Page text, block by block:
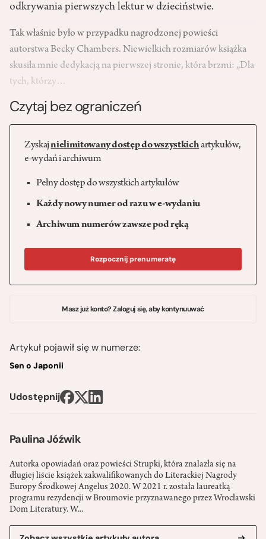
Paulina Jóźwik
Autorka opowiadań oraz powieści Strupki, która znalazła się na
długiej liście książek zakwalifikowanych do Literackiej Nagrody
Europy Środkowej Angelus 2020. W 2021 r. została laureatką
programu rezydencji w Broumovie przyznawanego przez Wrocławski
Dom Literatury. W...
odkrywania pierwszych lektur w dzieciństwie.
Tak właśnie było w przypadku nagrodzonej powieści
autorstwa Becky Chambers. Niewielkich rozmiarów książka
skusiła mnie dedykacją na pierwszej stronie, która brzmi: „Dla
tych, którzy…
Czytaj bez ograniczeń
Zyskajnielimitowany dostęp do wszystkichartykułów,
e-wydań i archiwum
Pełny dostęp do wszystkich artykułów
Każdy nowy numer od razu w e-wydaniu
Archiwum numerów zawsze pod ręką
Rozpocznij prenumeratę
Masz już konto? Zaloguj się, aby kontynuuwać
Artykuł pojawił się w numerze:
Sen o Japonii
Udostępnij